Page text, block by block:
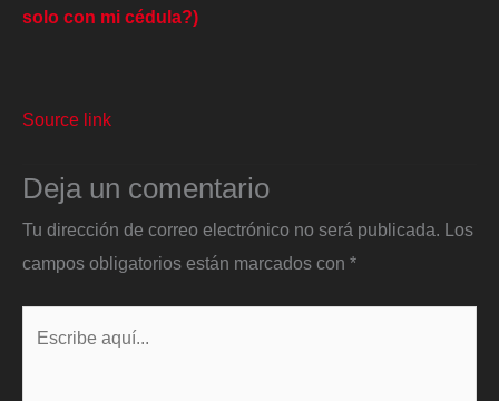
solo con mi cédula?)
Source link
Deja un comentario
Tu dirección de correo electrónico no será publicada. Los
campos obligatorios están marcados con *